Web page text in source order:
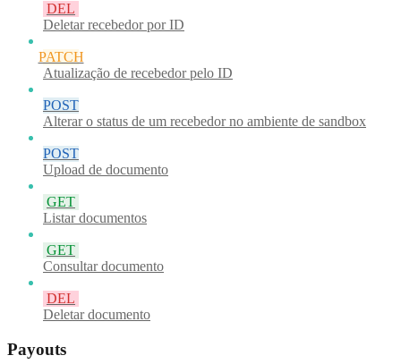
DEL
Deletar recebedor por ID
PATCH
Atualização de recebedor pelo ID
POST
Alterar o status de um recebedor no ambiente de sandbox
POST
Upload de documento
GET
Listar documentos
GET
Consultar documento
DEL
Deletar documento
Payouts